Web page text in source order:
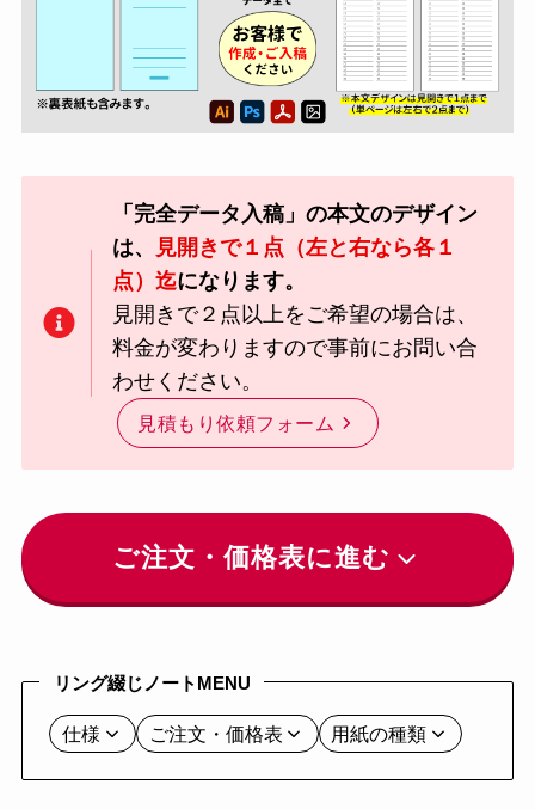
「完全データ入稿」の本文のデザイン
は、
見開きで１点（左と右なら各１
点）迄になります。
見開きで２点以上をご希望の場合は、
料金が変わりますので事前にお問い合
わせください。
見積もり依頼フォーム
ご注文・価格表に進む
リング綴じノートMENU
仕様 ご注文・価格表 用紙の種類